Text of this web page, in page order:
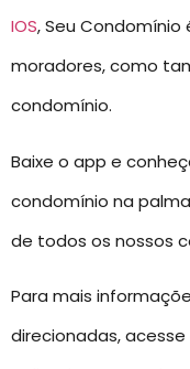
IOS, Seu
moradores, como
condomínio.
Baixe o app e
condomínio na
de todos os nossos
Para mais
direcionadas,